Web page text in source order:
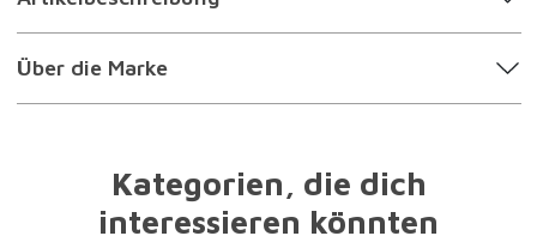
Über die Marke
Kategorien, die dich
interessieren könnten